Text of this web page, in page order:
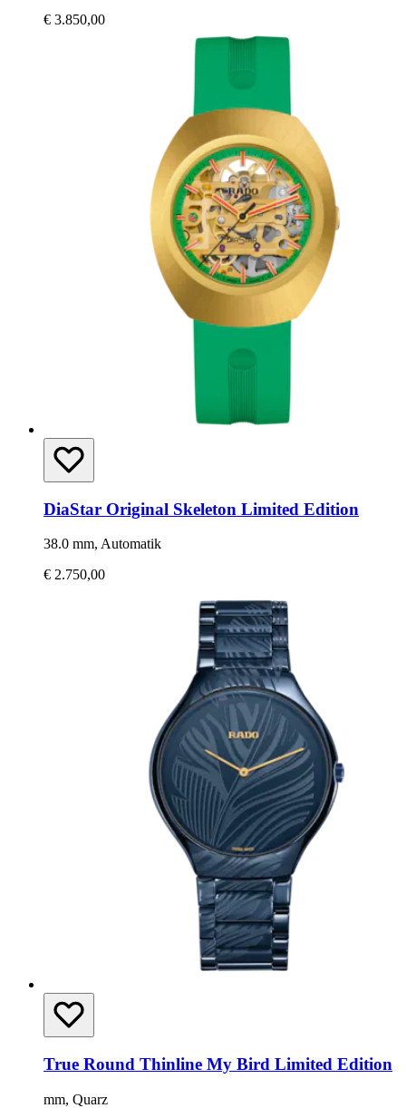
€ 3.850,00
DiaStar Original Skeleton Limited Edition
38.0 mm, Automatik
€ 2.750,00
True Round Thinline My Bird Limited Edition
mm, Quarz